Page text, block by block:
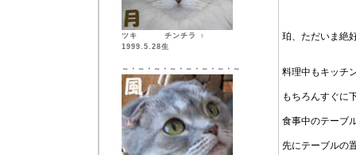
ツキ チンチラ ♀
1999.5.28生
～・～・～・～・～・～・～・～
珀、ただいま絶
料理中もキッチ
もちろんすぐに
食事中のテーブ
先にテーブルの